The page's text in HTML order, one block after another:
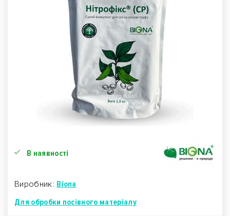
В наявності
Виробник: Biona
Для обробки посівного матеріалу